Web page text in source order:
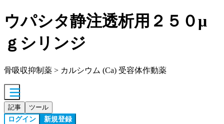
ウパシタ静注透析用２５０μ
ｇシリンジ
骨吸収抑制薬 > カルシウム (Ca) 受容体作動薬
記事 ツール
ログイン 新規登録